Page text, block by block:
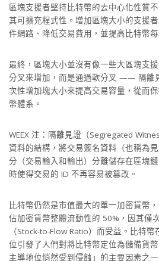
區塊支援者堅持比特幣的去中心化性質
其可擴充程式性。增加區塊大小的支援
件網路、降低交易費用，並提高比特幣
最終，區塊大小並沒有像一些大區塊支
分叉來增加，而是通過軟分叉 —— 隔離
次性增加塊大小來提高交易容量，從而
幣體系。
WEEX 注：隔離見證（Segregated
資料的結構，將交易簽名資料（也稱為
分（交易輸入和輸出）分離儲存在區塊
時使得交易的 ID 不再容易被篡改。
比特幣仍然是市值最大的單一加密貨幣
佔加密貨幣整體流動性的 50%，因其僅
（Stock-to-Flow Ratio）而受益。比特
位引發了人們對將比特幣定位為儲備貨
主導地位悄然受到侵蝕」的主要因素之